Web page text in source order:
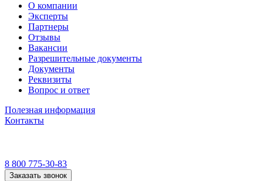
О компании
Эксперты
Партнеры
Отзывы
Вакансии
Разрешительные документы
Документы
Реквизиты
Вопрос и ответ
Полезная информация
Контакты
8 800 775-30-83
Заказать звонок